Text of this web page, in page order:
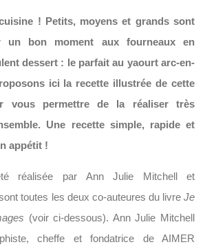
! Petits, moyens et grands sont
un bon moment aux fourneaux en
dessert : le parfait au yaourt arc-en-
ici la recette illustrée de cette
vous permettre de la réaliser très
Une recette simple, rapide et
appétit !
réalisée par Ann Julie Mitchell et
toutes les deux co-auteures du livre Je
(voir ci-dessous). Ann Julie Mitchell
cheffe et fondatrice de AIMER